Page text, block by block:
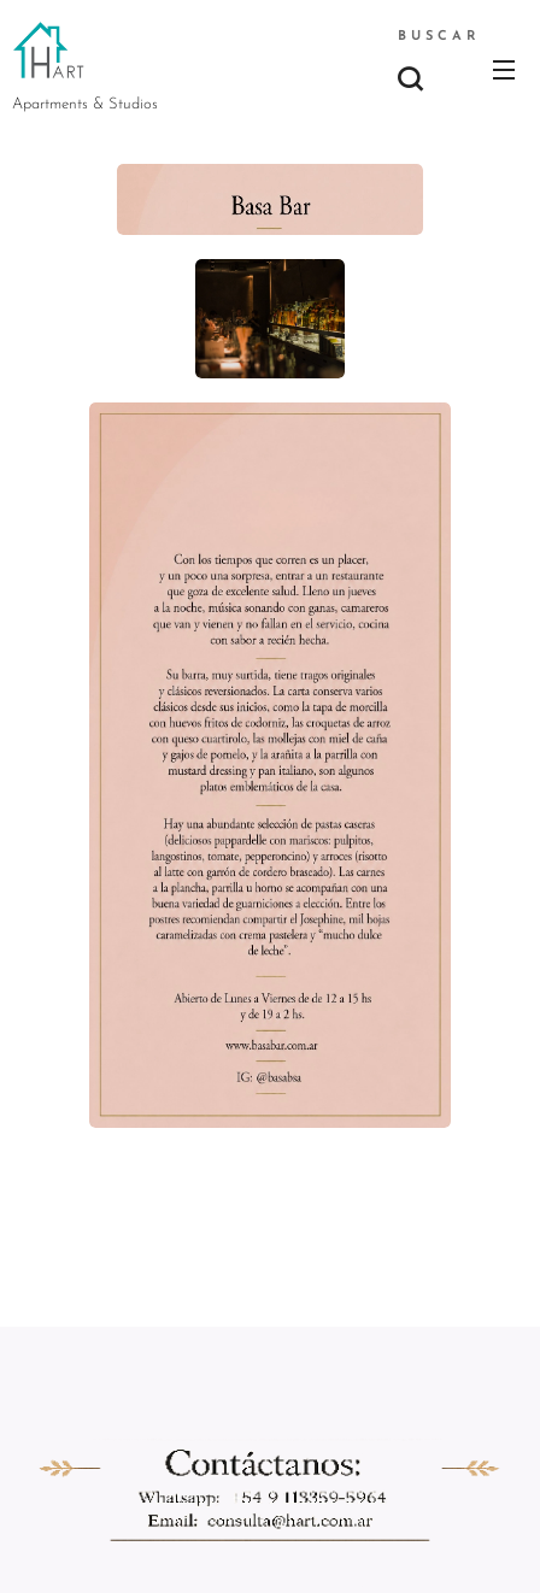
Apartments & Studios
BUSCAR